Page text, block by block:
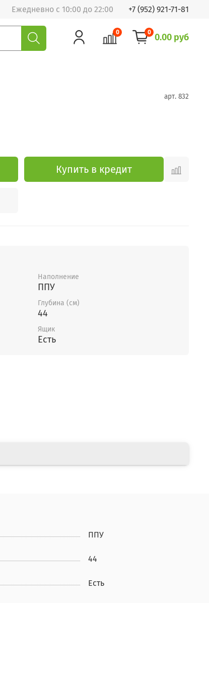
Ежедневно с 10:00 до 22:00 +7 (952) 921-71-81
0 0 0.00 руб
арт. 832
Купить в кредит
Наполнение
ППУ
Глубина (см)
44
Ящик
Есть
ППУ
44
Есть